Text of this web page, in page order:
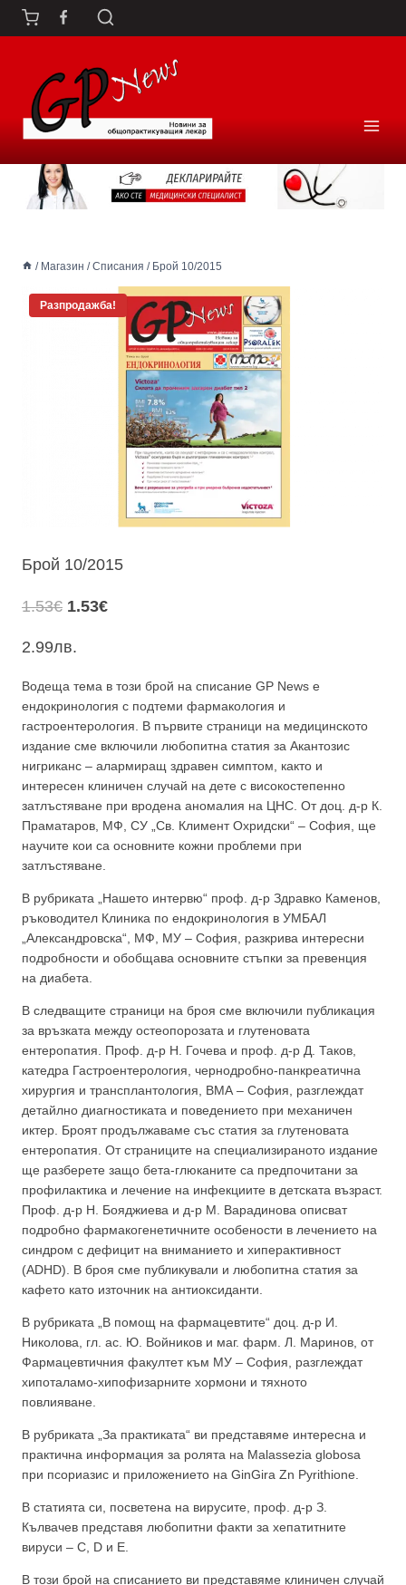
Към
съдържанието
/ Магазин / Списания / Брой 10/2015
Разпродажба!
Брой 10/2015
1.53€ Original
was:
1.53€.
1.53€Текущата
1.53€.
2.99лв.
Водеща тема в този брой на списание GP News е
ендокринология с подтеми фармакология и
гастроентерология. В първите страници на медицинското
издание сме включили любопитна статия за Акантозис
нигриканс – алармиращ здравен симптом, както и
интересен клиничен случай на дете с високостепенно
затлъстяване при вродена аномалия на ЦНС. От доц. д-р К.
Праматаров, МФ, СУ „Св. Климент Охридски“ – София, ще
научите кои са основните кoжни проблеми при
затлъстяване.
В рубриката „Нашето интервю“ проф. д-р Здравко Каменов,
ръководител Клиника по ендокринология в УМБАЛ
„Александровска“, МФ, МУ – София, разкрива интересни
подробности и обобщава основните стъпки за превенция
на диабета.
В следващите страници на броя сме включили публикация
за връзката между остеопорозата и глутеновата
ентеропатия. Проф. д-р Н. Гочева и проф. д-р Д. Таков,
кaтедра Гастроентерология, чернодробно-панкреатична
хирургия и трансплантология, ВМА – София, разглеждат
детайлно диагностиката и поведението при механичен
иктер. Броят продължаваме със статия за глутеновата
ентеропатия. От страниците на специализираното издание
ще разберете защо бета-глюканите са предпочитани за
профилактика и лечение на инфекциите в детската възраст.
Проф. д-р Н. Бояджиева и д-р М. Варадинова описват
подробно фармакогенетичните особености в лечението на
синдром с дефицит на вниманието и хиперактивност
(ADHD). В броя сме публикували и любопитна статия за
кафето като източник на антиоксиданти.
В рубриката „В помощ на фармацевтите“ доц. д-р И.
Николова, гл. ас. Ю. Войников и маг. фарм. Л. Маринов, от
Фармацевтичния факултет към МУ – София, разглеждат
хипоталамо-хипофизарните хормони и тяхното
повлияване.
В рубриката „За практиката“ ви представяме интересна и
практична информация за ролята на Malassezia globosa
при псориазис и приложението на GinGira Zn Pyrithione.
В статията си, посветена на вирусите, проф. д-р З.
Кълвачев представя любопитни факти за хепатитните
вируси – С, D и Е.
В този брой на списанието ви представяме клиничен случай